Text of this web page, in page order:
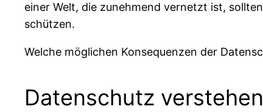
einer Welt, die zunehmend vernetzt ist,
schützen.
Welche möglichen Konsequenzen der
Datenschutz verstehen